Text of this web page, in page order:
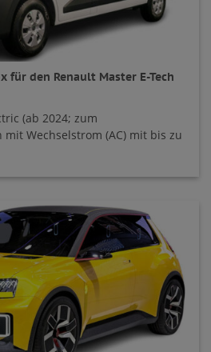
für den Renault Master E-Tech
(ab 2024; zum
Wechselstrom (AC) mit bis zu